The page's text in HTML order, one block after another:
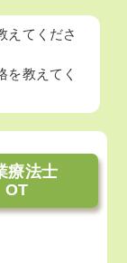
えてくださ
を教えてく
療法士
OT